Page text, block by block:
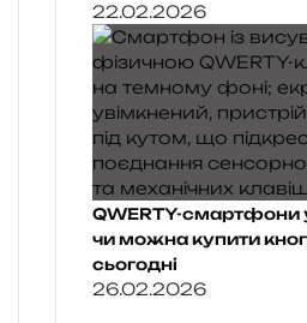
22.02.2026
QWERTY-смартфони
чи можна купити
сьогодні
26.02.2026